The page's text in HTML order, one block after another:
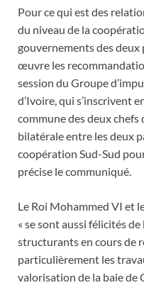
Pour ce qui est des
du niveau de la
gouvernements des deux
œuvre les
session du Groupe
d’Ivoire, qui s’inscrivent
commune des deux chefs
bilatérale entre les deux
coopération Sud-Sud pour
précise le communiqué.
Le Roi Mohammed VI et
« se sont aussi félicités
structurants en cours de
particulièrement les
valorisation de la baie de